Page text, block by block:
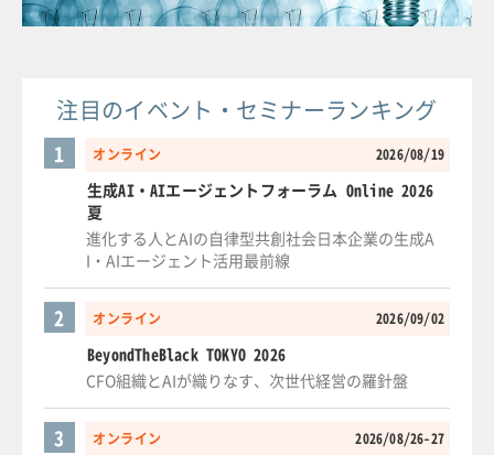
注目のイベント・セミナーランキング
オンライン 2026/08/19
1
生成AI・AIエージェントフォーラム Online 2026
夏
進化する人とAIの自律型共創社会日本企業の生成A
I・AIエージェント活用最前線
オンライン 2026/09/02
2
BeyondTheBlack TOKYO 2026
CFO組織とAIが織りなす、次世代経営の羅針盤
オンライン 2026/08/26-27
3